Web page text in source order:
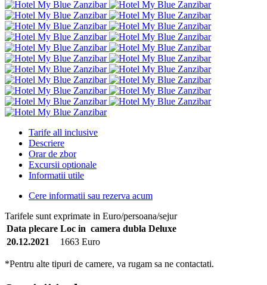
Tarife all inclusive
Descriere
Orar de zbor
Excursii optionale
Informatii utile
Cere informatii sau rezerva acum
Tarifele sunt exprimate in Euro/persoana/sejur
Data plecare Loc in camera dubla Deluxe
20.12.2021
1663 Euro
*Pentru alte tipuri de camere, va rugam sa ne contactati.